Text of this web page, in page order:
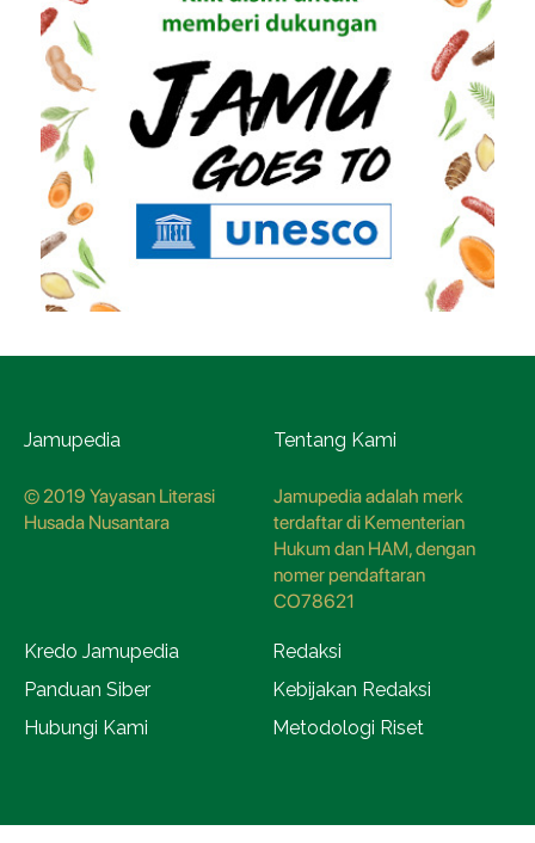
Jamupedia
© 2019 Yayasan Literasi
Husada Nusantara
Tentang Kami
Jamupedia adalah merk
terdaftar di Kementerian
Hukum dan HAM, dengan
nomer pendaftaran
CO78621
Kredo Jamupedia
Redaksi
Panduan Siber
Kebijakan Redaksi
Hubungi Kami
Metodologi Riset